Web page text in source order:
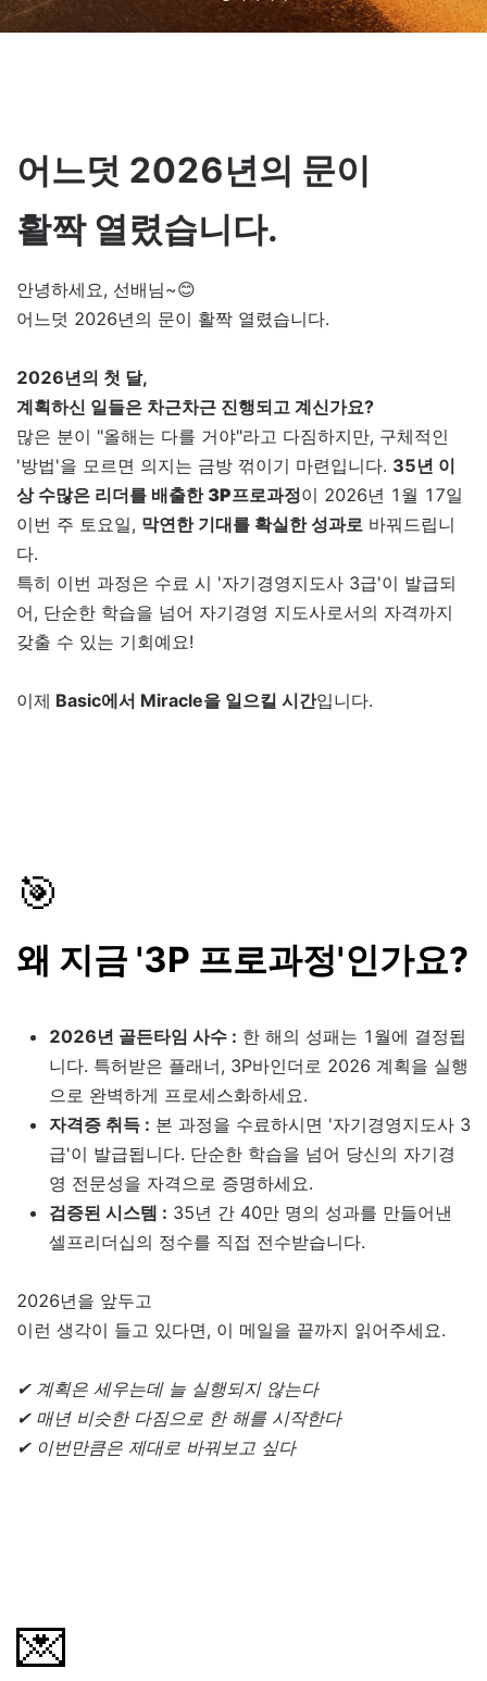
어느덧 2026년의 문이
활짝 열렸습니다.
안녕하세요, 선배님~😊
어느덧 2026년의 문이 활짝 열렸습니다.
2026년의 첫 달,
계획하신 일들은 차근차근 진행되고 계신가요?
많은 분이 "올해는 다를 거야"라고 다짐하지만, 구체적인
'방법'을 모르면 의지는 금방 꺾이기 마련입니다. 35년 이
상 수많은 리더를 배출한 3P프로과정이 2026년 1월 17일
이번 주 토요일, 막연한 기대를 확실한 성과로 바꿔드립니
다.
특히 이번 과정은 수료 시 '자기경영지도사 3급'이 발급되
어, 단순한 학습을 넘어 자기경영 지도사로서의 자격까지
갖출 수 있는 기회예요!
이제 Basic에서 Miracle을 일으킬 시간입니다.
🎯
왜 지금 '3P 프로과정'인가요?
2026년 골든타임 사수 : 한 해의 성패는 1월에 결정됩
니다. 특허받은 플래너, 3P바인더로 2026 계획을 실행
으로 완벽하게 프로세스화하세요.
자격증 취득 : 본 과정을 수료하시면 '자기경영지도사 3
급'이 발급됩니다. 단순한 학습을 넘어 당신의 자기경
영 전문성을 자격으로 증명하세요.
검증된 시스템 : 35년 간 40만 명의 성과를 만들어낸
셀프리더십의 정수를 직접 전수받습니다.
2026년을 앞두고
이런 생각이 들고 있다면, 이 메일을 끝까지 읽어주세요.
✔ 계획은 세우는데 늘 실행되지 않는다
✔ 매년 비슷한 다짐으로 한 해를 시작한다
✔ 이번만큼은 제대로 바꿔보고 싶다
💌